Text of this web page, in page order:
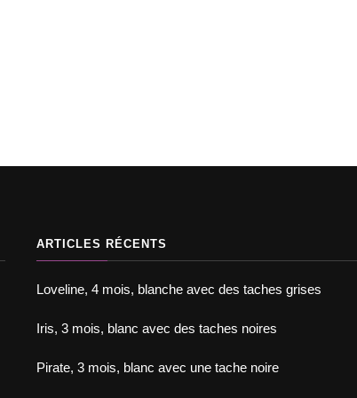
ARTICLES RÉCENTS
Loveline, 4 mois, blanche avec des taches grises
Iris, 3 mois, blanc avec des taches noires
Pirate, 3 mois, blanc avec une tache noire